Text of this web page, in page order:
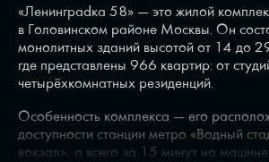
«Ленинграdка 58» — это жилой
в Головинском районе Москвы. Он
монолитных зданий высотой от 14 до
где представлены 966 квартир: от
четырёхкомнатных резиденций.
Особенность комплекса — его
доступности станции метро «Водный
вокзал», а всего за 15 минут на